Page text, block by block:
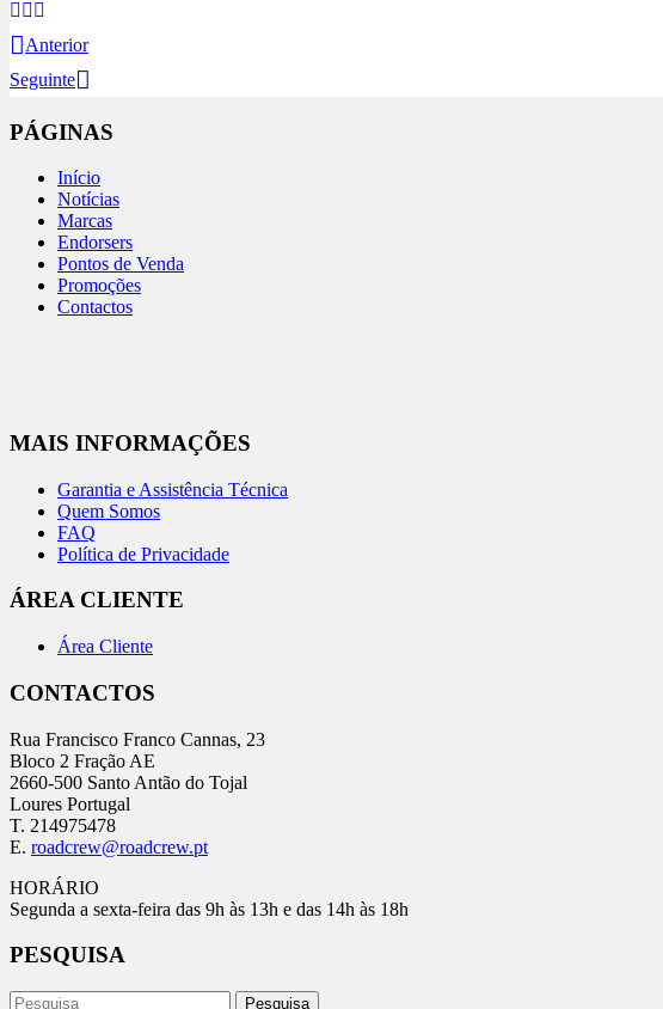
Anterior
Seguinte
PÁGINAS
Início
Notícias
Marcas
Endorsers
Pontos de Venda
Promoções
Contactos
MAIS INFORMAÇÕES
Garantia e Assistência Técnica
Quem Somos
FAQ
Política de Privacidade
ÁREA CLIENTE
Área Cliente
CONTACTOS
Rua Francisco Franco Cannas, 23
Bloco 2 Fração AE
2660-500 Santo Antão do Tojal
Loures Portugal
T. 214975478
E. roadcrew@roadcrew.pt
HORÁRIO
Segunda a sexta-feira das 9h às 13h e das 14h às 18h
PESQUISA